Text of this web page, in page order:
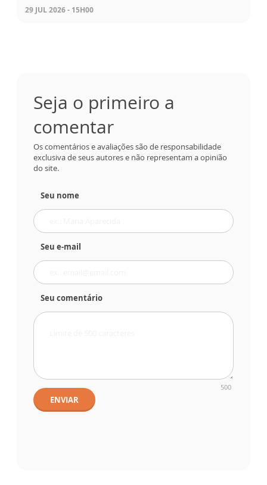
29 JUL 2026 - 15H00
Seja o primeiro a
comentar
Os comentários e avaliações são de responsabilidade
exclusiva de seus autores e não representam a opinião
do site.
Seu nome
Seu e-mail
Seu comentário
500
ENVIAR